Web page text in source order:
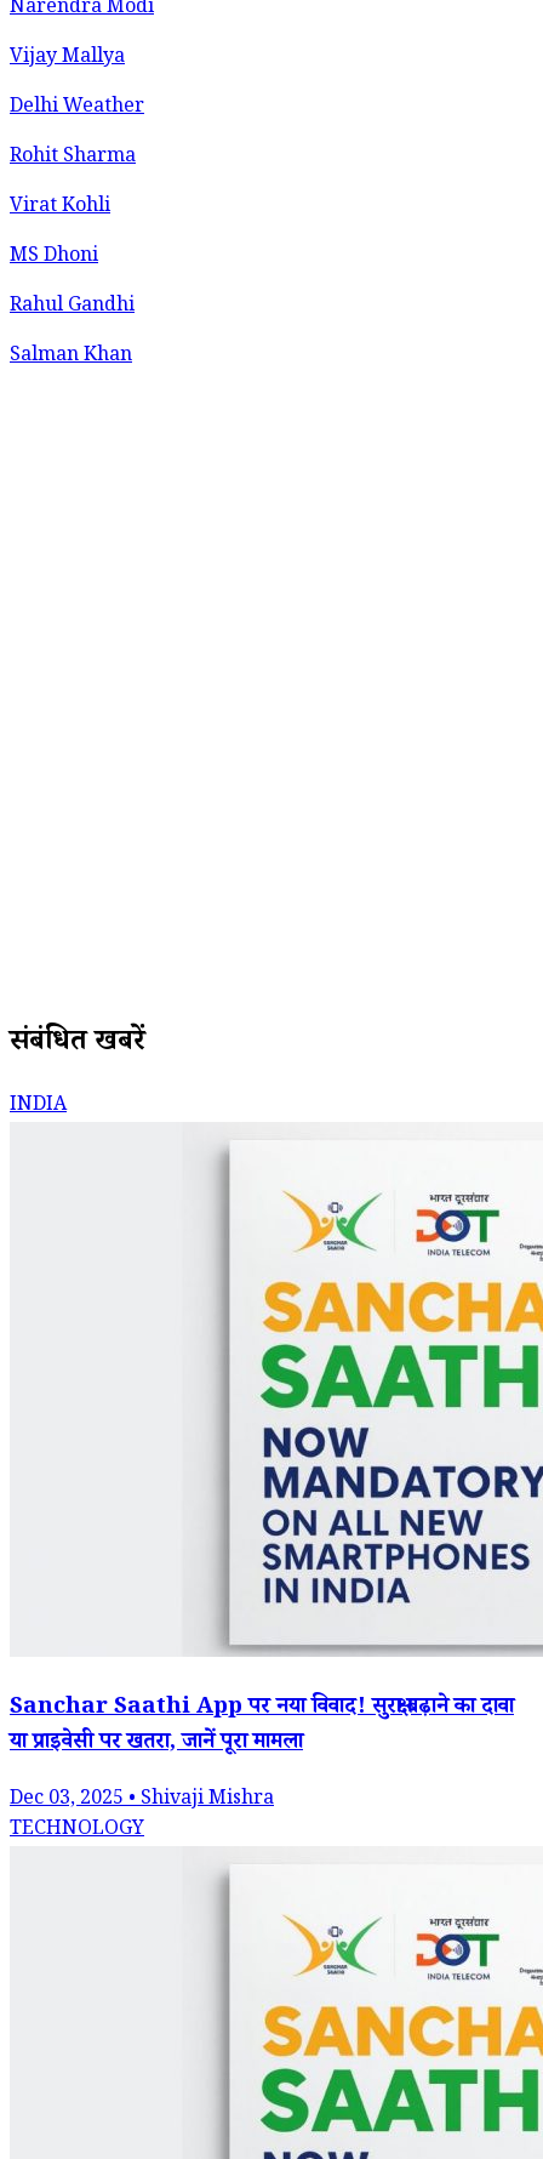
Narendra Modi
Vijay Mallya
Delhi Weather
Rohit Sharma
Virat Kohli
MS Dhoni
Rahul Gandhi
Salman Khan
संबंधित खबरें
INDIA
Sanchar Saathi App पर नया विवाद! सुरक्षा बढ़ाने का दावा
या प्राइवेसी पर खतरा, जानें पूरा मामला
Dec 03, 2025 • Shivaji Mishra
TECHNOLOGY